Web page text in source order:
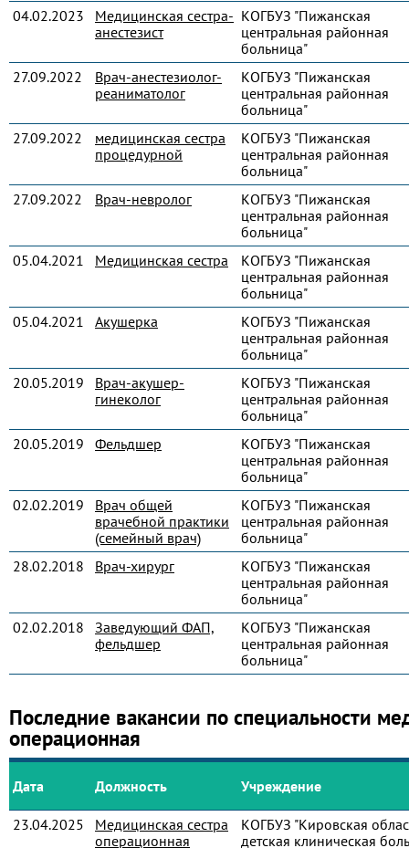
04.02.2023
Медицинская сестра-
анестезист
КОГБУЗ "Пижанская
центральная районная
больница"
27.09.2022
Врач-анестезиолог-
реаниматолог
КОГБУЗ "Пижанская
центральная районная
больница"
27.09.2022
медицинская сестра
процедурной
КОГБУЗ "Пижанская
центральная районная
больница"
27.09.2022
Врач-невролог
КОГБУЗ "Пижанская
центральная районная
больница"
05.04.2021
Медицинская сестра
КОГБУЗ "Пижанская
центральная районная
больница"
05.04.2021
Акушерка
КОГБУЗ "Пижанская
центральная районная
больница"
20.05.2019
Врач-акушер-
гинеколог
КОГБУЗ "Пижанская
центральная районная
больница"
20.05.2019
Фельдшер
КОГБУЗ "Пижанская
центральная районная
больница"
02.02.2019
Врач общей
врачебной практики
(семейный врач)
КОГБУЗ "Пижанская
центральная районная
больница"
28.02.2018
Врач-хирург
КОГБУЗ "Пижанская
центральная районная
больница"
02.02.2018
Заведующий ФАП,
фельдшер
КОГБУЗ "Пижанская
центральная районная
больница"
Последние вакансии по специальности
операционная
Дата Должность Учреждение
23.04.2025
Медицинская сестра
операционная
КОГБУЗ "Кировская
детская клиническая